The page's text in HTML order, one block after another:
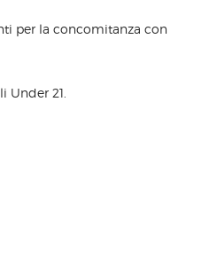
per la concomitanza con
Under 21.